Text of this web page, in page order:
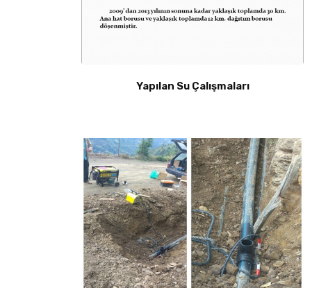
Yapılan Su Çalışmaları